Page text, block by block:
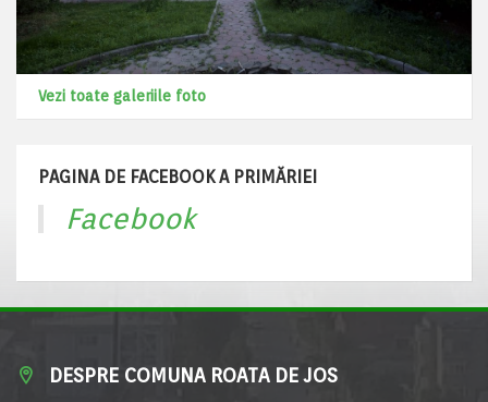
Vezi toate galeriile foto
PAGINA DE FACEBOOK A PRIMĂRIEI
Facebook
DESPRE COMUNA ROATA DE JOS